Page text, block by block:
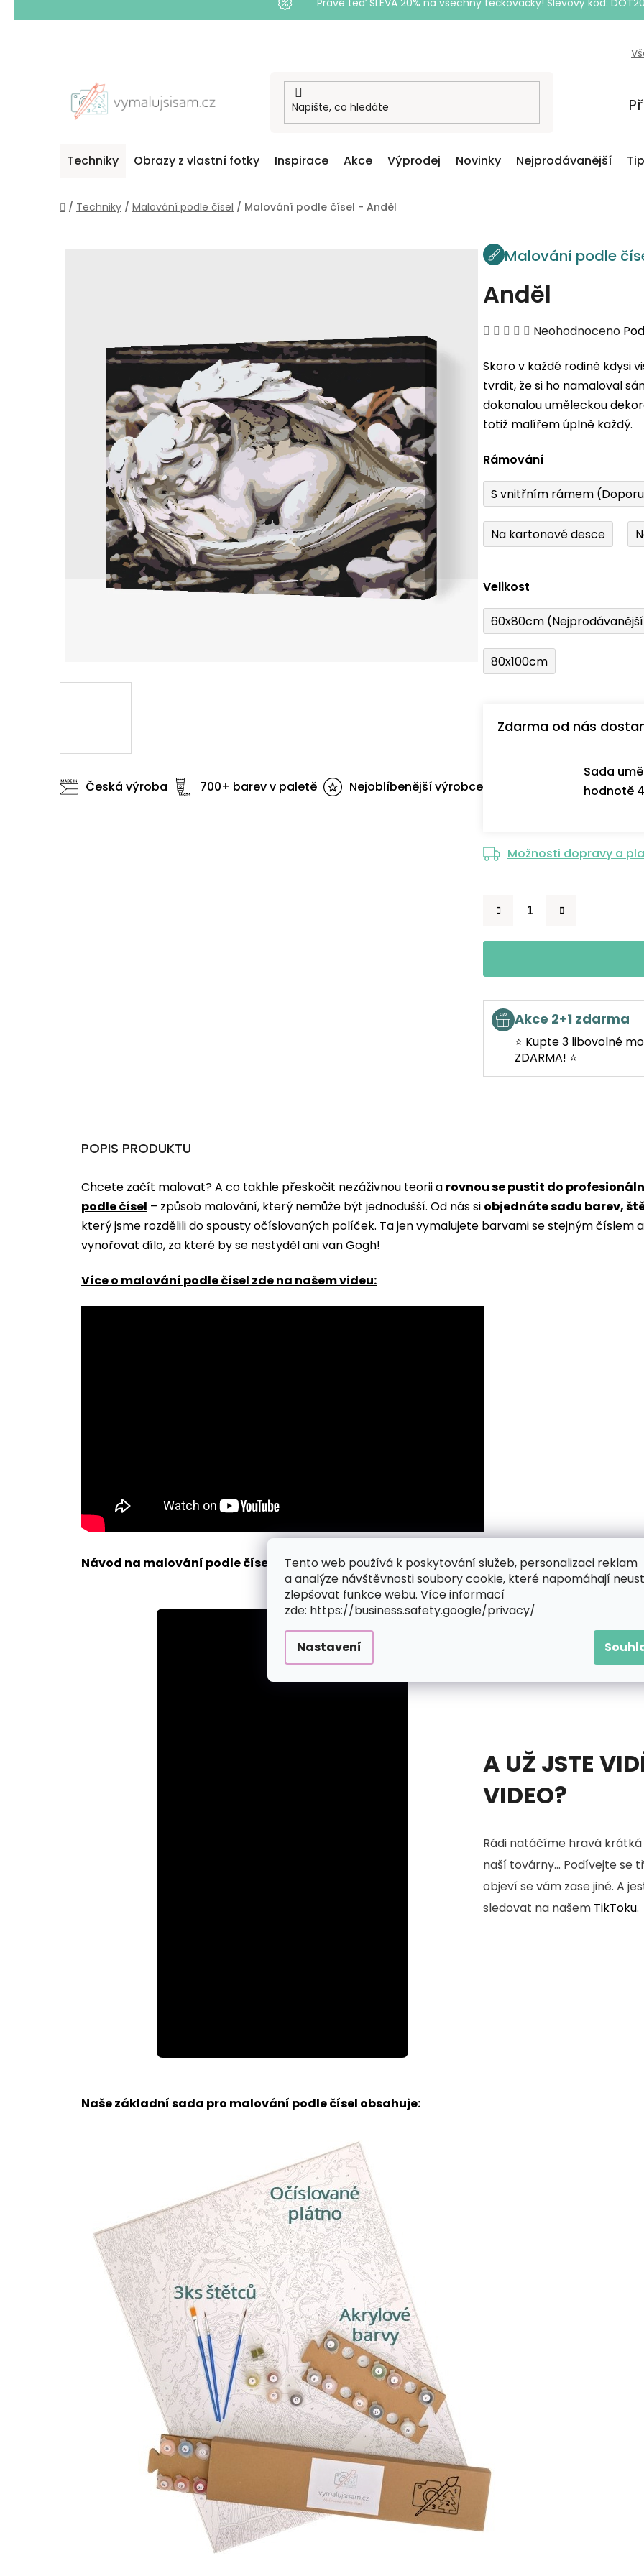
Tento web používá k poskytování služeb, personalizaci reklam
a analýze návštěvnosti soubory cookie, které napomáhají
zlepšovat funkce webu. Více informací
zde: https://business.safety.google/privacy/
Nastavení
Právě teď SLEVA 20% na všechny tečkovačky! Slevový kód:
Techniky Obrazy z vlastní fotky Inspirace Akce Výprodej Novinky Nejprodávanější
Domů
/ Techniky / Malování podle čísel / Malování podle čísel - Anděl
Malování podle
Anděl
Průměrné
produktu
je
0,0
z
hvězdiček.
Neohodnoceno
Skoro v každé rodině kdysi
tvrdit, že si ho namaloval
dokonalou uměleckou
totiž malířem úplně každý.
Rámování
S vnitřním rámem
Na kartonové desce
Velikost
60x80cm
80x100cm
Zdarma od nás
Sada
hodnotě
Možnosti dopravy a
Akce 2+1 zdarma
⭐ Kupte 3 libovolné
ZDARMA! ⭐
Česká výroba 700+ barev v paletě Nejoblíbenější výrobce
POPIS PRODUKTU
Chcete začít malovat? A co takhle přeskočit nezáživnou teorii a rovnou se pustit do
podle čísel ­­– způsob malování, který nemůže být jednodušší. Od nás si objednáte sadu barev,
který jsme rozdělili do spousty očíslovaných políček. Ta jen vymalujete barvami se stejným číslem
vynořovat dílo, za které by se nestyděl ani van Gogh!
Více o malování podle čísel zde na našem videu:
Návod na malování podle čísel zde.
94.93%
A UŽ JSTE
VIDEO?
Rádi natáčíme hravá krátká
naší továrny... Podívejte se
objeví se vám zase jiné. A
sledovat na našem TikToku.
Naše základní sada pro malování podle čísel obsahuje: